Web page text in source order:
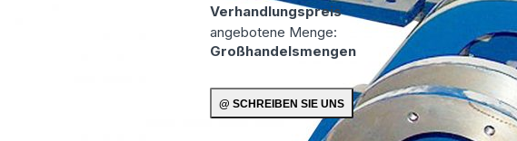
Verhandlungspreis
angebotene Menge:
Großhandelsmengen